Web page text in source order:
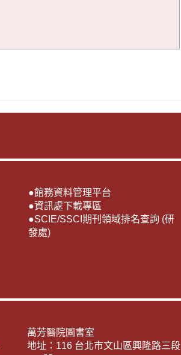
●館務資料管理平台
●資訊處下載專區
●SCIE/SSCI期刊領域排名查詢 (研
發處)
萬芳醫院圖書室
地址：116 台北市文山區興隆路三段